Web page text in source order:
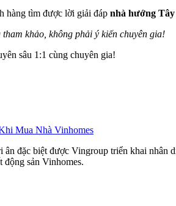
hàng tìm được lời giải đáp nhà hướng
khảo, không phải ý kiến chuyên gia!
sâu 1:1 cùng chuyên gia!
Mua Nhà Vinhomes
đặc biệt được Vingroup triển khai
sản Vinhomes.